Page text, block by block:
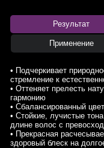
Результат
Применение
• Подчеркивает
стремление к
• Оттеняет прелесть
гармонию
• Сбалансированный
• Стойкие, лучистые
длине волос с
• Прекрасная
здоровый блеск на